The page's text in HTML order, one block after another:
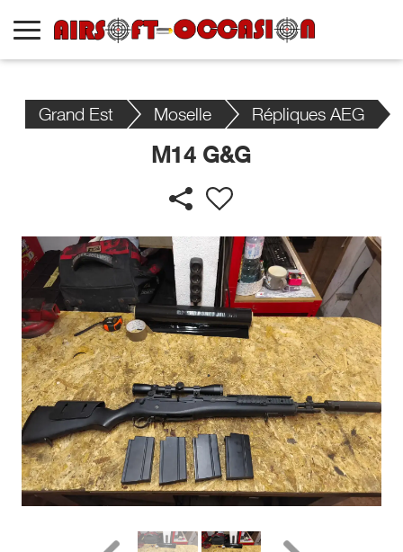
Grand Est Moselle Répliques AEG
M14 G&G